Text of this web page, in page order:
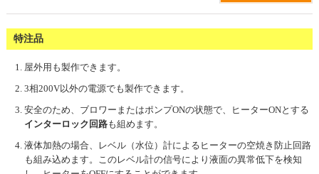
特注品
屋外用も製作できます。
3相200V以外の電源でも製作できます。
安全のため、ブロワーまたはポンプONの状態で、ヒーターONとする
インターロック回路も組めます。
液体加熱の場合、レベル（水位）計によるヒーターの空焼き防止回路
も組み込めます。このレベル計の信号により液面の異常低下を検知